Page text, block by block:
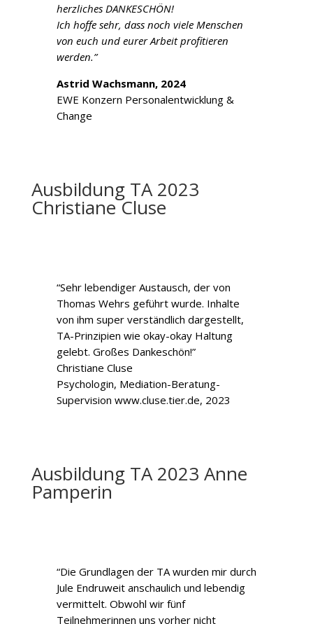
herzliches DANKESCHÖN!
Ich hoffe sehr, dass noch viele Menschen
von euch und eurer Arbeit profitieren
werden.”
Astrid Wachsmann, 2024
EWE Konzern Personalentwicklung &
Change
Ausbildung TA 2023
Christiane Cluse
“Sehr lebendiger Austausch, der von
Thomas Wehrs geführt wurde. Inhalte
von ihm super verständlich dargestellt,
TA-Prinzipien wie okay-okay Haltung
gelebt. Großes Dankeschön!”
Christiane Cluse
Psychologin, Mediation-Beratung-
Supervision www.cluse.tier.de, 2023
Ausbildung TA 2023 Anne
Pamperin
“Die Grundlagen der TA wurden mir durch
Jule Endruweit anschaulich und lebendig
vermittelt. Obwohl wir fünf
Teilnehmerinnen uns vorher nicht